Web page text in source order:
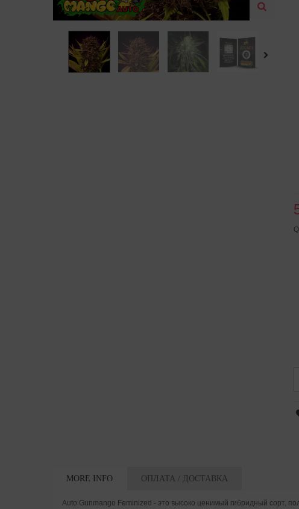
MORE INFO ОПЛАТА / ДОСТАВКА
Auto Gunmango Feminized - это высоко ценимый гибридный сорт,